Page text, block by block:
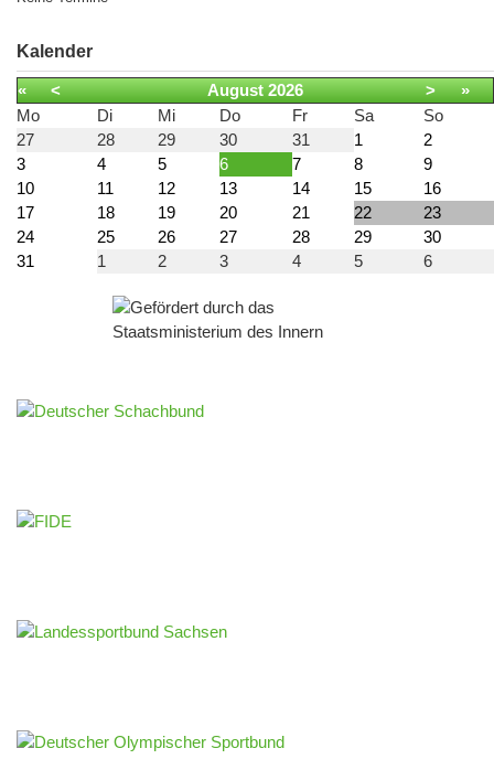
Kalender
« < August 2026 >
»
Mo
Di Mi Do Fr Sa
So
27
28 29 30 31 1
2
3
4 5 6 7 8
9
10
11 12 13 14 15
16
17
18 19 20 21 22
23
24
25 26 27 28 29
30
31
1 2 3 4 5 6